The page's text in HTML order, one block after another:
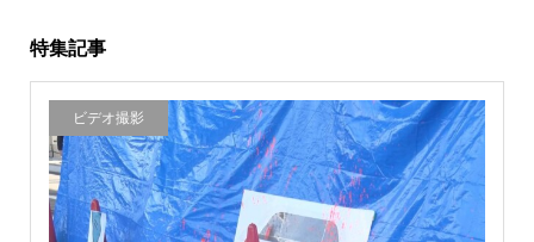
特集記事
ビデオ撮影